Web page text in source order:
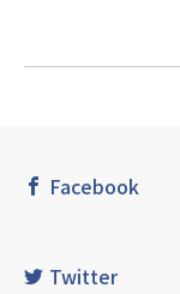
Facebook
Twitter